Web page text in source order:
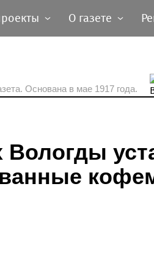
О газете
Основана в мае 1917 года.
Вологды